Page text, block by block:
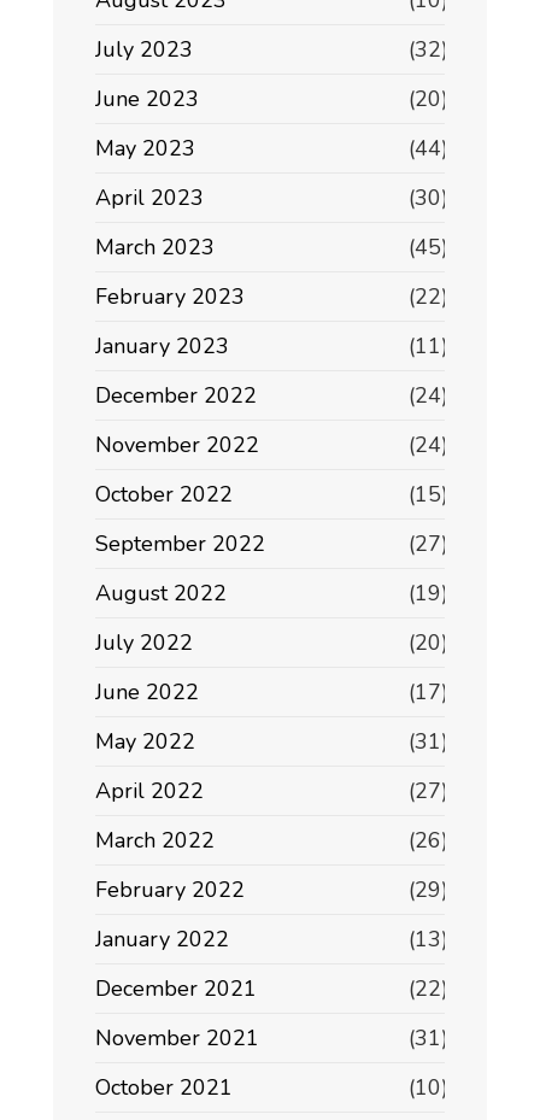
July 2023
(32)
June 2023
(20)
May 2023
(44)
April 2023
(30)
March 2023
(45)
February 2023
(22)
January 2023
(11)
December 2022
(24)
November 2022
(24)
October 2022
(15)
September 2022
(27)
August 2022
(19)
July 2022
(20)
June 2022
(17)
May 2022
(31)
April 2022
(27)
March 2022
(26)
February 2022
(29)
January 2022
(13)
December 2021
(22)
November 2021
(31)
October 2021
(10)